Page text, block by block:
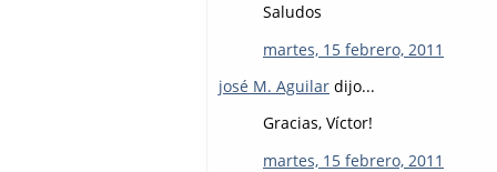
Saludos
martes, 15 febrero, 2011
josé M. Aguilar dijo...
Gracias, Víctor!
martes, 15 febrero, 2011